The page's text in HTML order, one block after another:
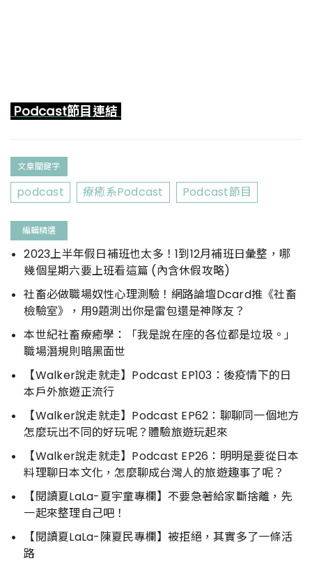
Podcast節目連結
文章關鍵字
podcast 療癒系Podcast Podcast節目
編輯精選
2023上半年假日補班也太多！1到12月補班日彙整，哪
幾個星期六要上班看這篇 (內含休假攻略)
社畜必做職場奴性心理測驗！網路論壇Dcard推《社畜
檢驗室》，用9題測出你是雷包還是神隊友？
本世紀社畜療癒學：「我是說在座的各位都是垃圾。」
職場潛規則暗黑面世
【Walker說走就走】Podcast EP103：後疫情下的日
本戶外旅遊正流行
【Walker說走就走】Podcast EP62：聊聊同一個地方
怎麼玩出不同的好玩呢？體驗旅遊玩起來
【Walker說走就走】Podcast EP26：明明是要從日本
料理聊日本文化，怎麼聊成台灣人的旅遊趣事了呢？
【閱讀夏LaLa-夏宇童專欄】不要急著給家斷捨離，先
一起來整理自己吧！
【閱讀夏LaLa-陳夏民專欄】被拒絕，其實多了一條活
路